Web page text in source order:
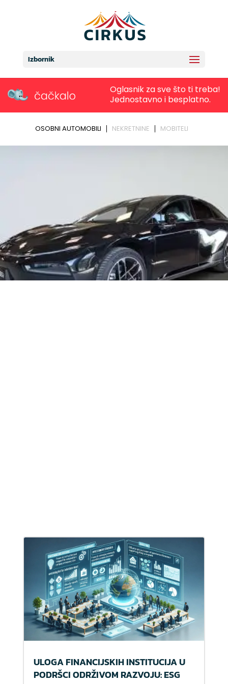
Izbornik
ULOGA FINANCIJSKIH INSTITUCIJA U
PODRŠCI ODRŽIVOM RAZVOJU: ESG